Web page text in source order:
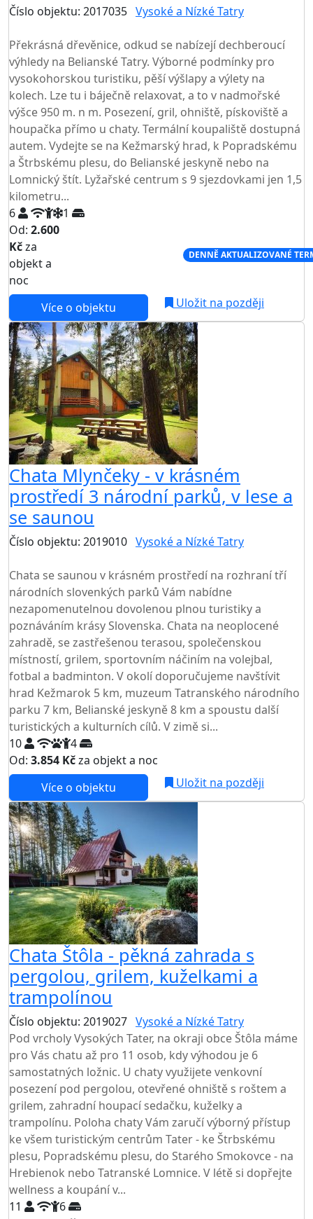
Číslo objektu: 2017035 Vysoké a Nízké Tatry
Překrásná dřevěnice, odkud se nabízejí dechberoucí
výhledy na Belianské Tatry. Výborné podmínky pro
vysokohorskou turistiku, pěší výšlapy a výlety na
kolech. Lze tu i báječně relaxovat, a to v nadmořské
výšce 950 m. n m. Posezení, gril, ohniště, pískoviště a
houpačka přímo u chaty. Termální koupaliště dostupná
autem. Vydejte se na Kežmarský hrad, k Popradskému
a Štrbskému plesu, do Belianské jeskyně nebo na
Lomnický štít. Lyžařské centrum s 9 sjezdovkami jen 1,5
kilometru...
6
1
Od: 2.600
Kčza
objekt a
noc
DENNĚ AKTUALIZOVANÉ
Více o objektu Uložit na později
Chata Mlynčeky - v krásném
prostředí 3 národní parků, v lese a
se saunou
Číslo objektu: 2019010 Vysoké a Nízké Tatry
Chata se saunou v krásném prostředí na rozhraní tří
národních slovenkých parků Vám nabídne
nezapomenutelnou dovolenou plnou turistiky a
poznáváním krásy Slovenska. Chata na neoplocené
zahradě, se zastřešenou terasou, společenskou
místností, grilem, sportovním náčiním na volejbal,
fotbal a badminton. V okolí doporučujeme navštívit
hrad Kežmarok 5 km, muzeum Tatranského národního
parku 7 km, Belianské jeskyně 8 km a spoustu další
turistických a kulturních cílů. V zimě si...
10
4
Od: 3.854 Kčza objekt a noc
Více o objektu
Uložit na později
Chata Štôla - pěkná zahrada s
pergolou, grilem, kuželkami a
trampolínou
Číslo objektu: 2019027 Vysoké a Nízké Tatry
Pod vrcholy Vysokých Tater, na okraji obce Štôla máme
pro Vás chatu až pro 11 osob, kdy výhodou je 6
samostatných ložnic. U chaty využijete venkovní
posezení pod pergolou, otevřené ohniště s roštem a
grilem, zahradní houpací sedačku, kuželky a
trampolínu. Poloha chaty Vám zaručí výborný přístup
ke všem turistickým centrům Tater - ke Štrbskému
plesu, Popradskému plesu, do Starého Smokovce - na
Hrebienok nebo Tatranské Lomnice. V létě si dopřejte
wellness a koupání v...
11
6